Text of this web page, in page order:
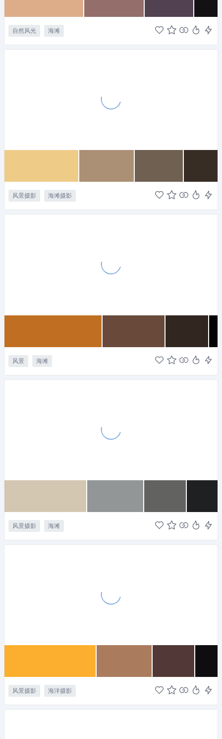
自然风光 海滩
风景摄影 海滩摄影
风景 海滩
风景摄影 海滩
风景摄影 海洋摄影